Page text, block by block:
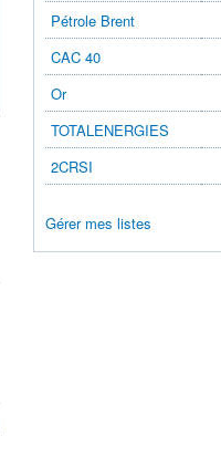
Pétrole Brent
CAC 40
Or
TOTALENERGIES
2CRSI
Gérer mes listes